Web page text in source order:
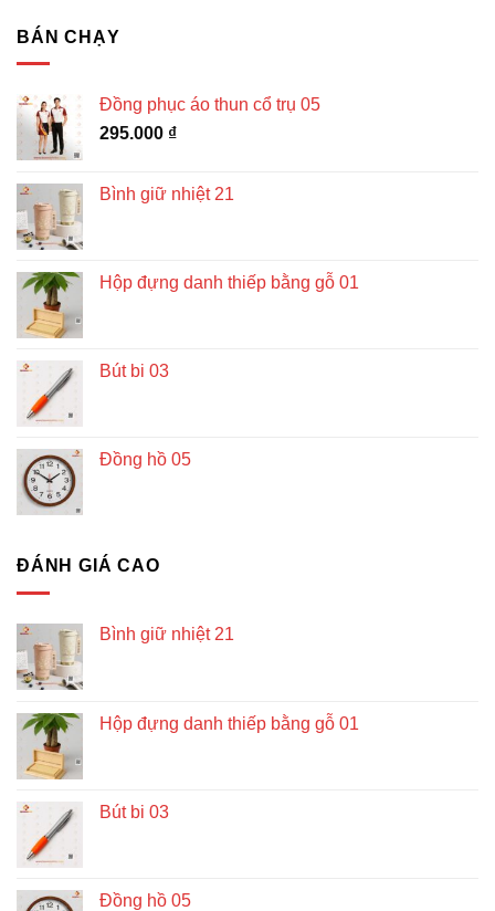
BÁN CHẠY
Đồng phục áo thun cổ trụ 05
295.000 ₫
Bình giữ nhiệt 21
Hộp đựng danh thiếp bằng gỗ 01
Bút bi 03
Đồng hồ 05
ĐÁNH GIÁ CAO
Bình giữ nhiệt 21
Hộp đựng danh thiếp bằng gỗ 01
Bút bi 03
Đồng hồ 05